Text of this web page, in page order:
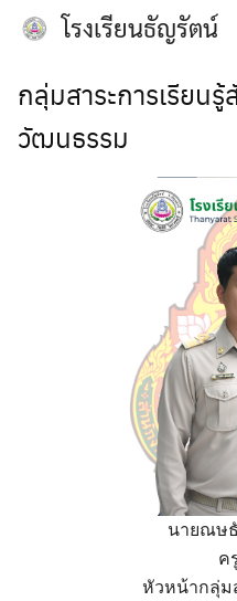
โรงเรียนธัญรัตน์
กลุ่มสาระการเรียน
วัฒนธรรม
นายณษ
ค
หัวหน้ากลุ่ม